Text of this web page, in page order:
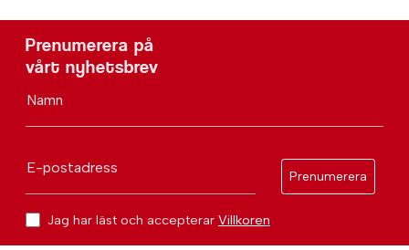
Prenumerera på
vårt nyhetsbrev
Namn
E-postadress
Prenumerera
Jag har läst och accepterar Villkoren